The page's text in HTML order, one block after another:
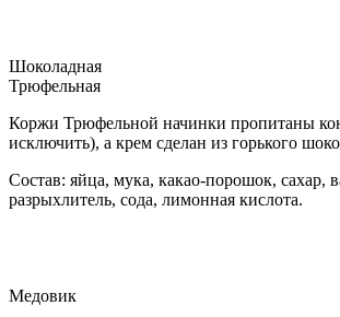
Шоколадная
Трюфельная
Коржи Трюфельной начинки пропитаны
исключить), а крем сделан из горького
Состав: яйца, мука, какао-порошок, сахар,
разрыхлитель, сода, лимонная кислота.
Медовик